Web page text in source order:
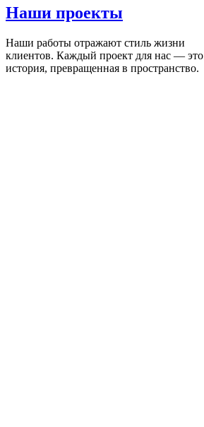
Наши проекты
Наши работы отражают стиль жизни
клиентов. Каждый проект для нас — это
история, превращенная в пространство.